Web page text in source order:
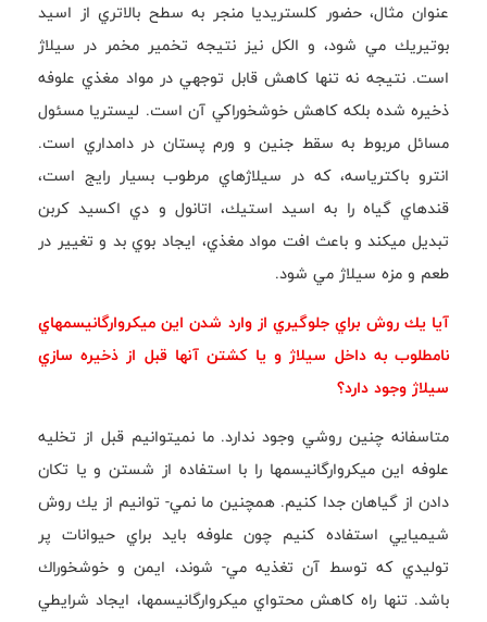
عنوان مثال، حضور كلستريديا منجر به سطح بالاتري از اسيد
بوتيريك مي شود، و الكل نيز نتيجه تخمير مخمر در سيلاژ
است. نتيجه نه تنها كاهش قابل توجهي در مواد مغذي علوفه
ذخيره شده بلكه كاهش خوشخوراكي آن است. ليستريا مسئول
مسائل مربوط به سقط جنين و ورم پستان در دامداري است.
انترو باكترياسه، كه در سيلاژهاي مرطوب بسيار رايج است،
قندهاي گياه را به اسيد استيك، اتانول و دي اكسيد كربن
تبديل ميكند و باعث افت مواد مغذي، ايجاد بوي بد و تغيير در
طعم و مزه سيلاژ مي شود.
آيا يك روش براي جلوگيري از وارد شدن اين ميكروارگانيسمهاي
نامطلوب به داخل سيلاژ و يا كشتن آنها قبل از ذخيره سازي
سيلاژ وجود دارد؟
متاسفانه چنين روشي وجود ندارد. ما نميتوانيم قبل از تخليه
علوفه اين ميكروارگانيسمها را با استفاده از شستن و يا تكان
دادن از گياهان جدا كنيم. همچنين ما نمي- توانيم از يك روش
شيميايي استفاده كنيم چون علوفه بايد براي حيوانات پر
توليدي كه توسط آن تغذيه مي- شوند، ايمن و خوشخوراك
باشد. تنها راه كاهش محتواي ميكروارگانيسمها، ايجاد شرايطي